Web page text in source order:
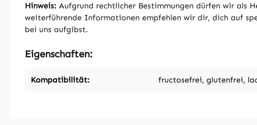
Hinweis: Aufgrund rechtlicher Bestimmungen dürfen wir als
weiterführende Informationen empfehlen wir dir, dich auf
bei uns aufgibst.
Eigenschaften:
Kompatibilität: fructosefrei, glutenfrei,